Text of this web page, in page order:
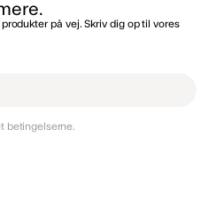
på vej. Skriv dig op til vores
betingelserne.